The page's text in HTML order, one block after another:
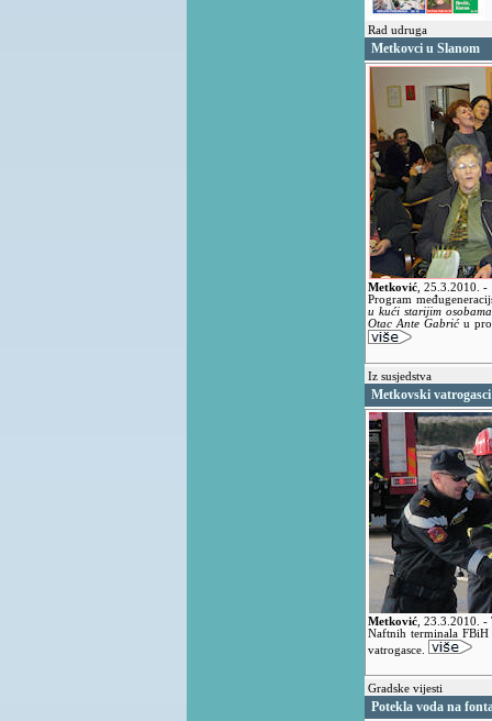
Rad udruga
Metkovci u Slanom
Metković ,25.3.2010.-
Program
u kući starijim
Otac Ante Gabrić u
Iz susjedstva
Metkovski
Metković ,23.3.2010.-
Naftnih terminala
vatrogasce.
Gradske vijesti
Potekla voda na